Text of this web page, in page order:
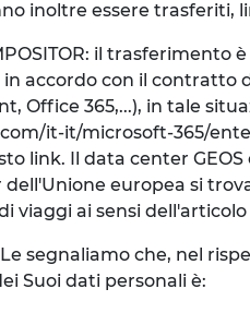
inoltre essere
il
in accordo con il contratto
Office 365,...), in tale
it-it/microsoft-365/
link. Il data center
dell'Unione europea si
viaggi ai sensi dell'articolo
segnaliamo che, nel
Suoi dati personali è: